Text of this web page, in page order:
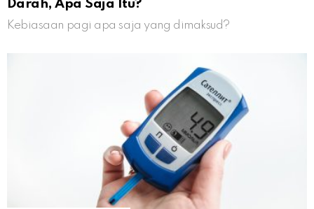
Darah, Apa Saja Itu?
Kebiasaan pagi apa saja yang dimaksud?